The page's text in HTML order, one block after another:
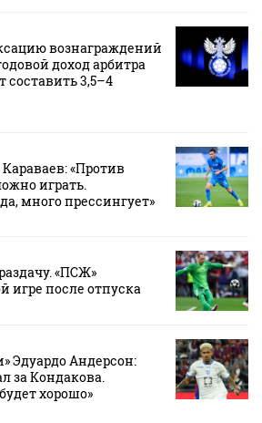
вознаграждений
доход арбитра
3,5–4
«Против
играть.
много прессингует»
«ПСЖ»
игре после отпуска
Эдуардо Андерсон:
за Кондакова.
хорошо»